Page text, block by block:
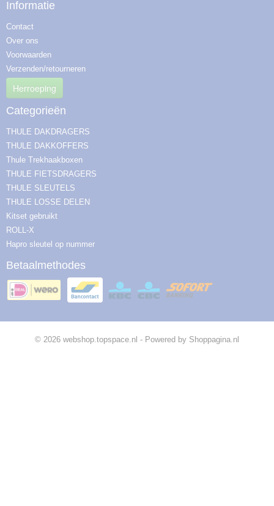
Informatie
Contact
Over ons
Voorwaarden
Verzenden/retourneren
Herroeping
Categorieën
THULE DAKDRAGERS
THULE DAKKOFFERS
Thule Trekhaakboxen
THULE FIETSDRAGERS
THULE SLEUTELS
THULE LOSSE DELEN
Kitset gebruikt
ROLL-X
Hapro sleutel op nummer
Betaalmethodes
© 2026 webshop.topspace.nl - Powered by Shoppagina.nl